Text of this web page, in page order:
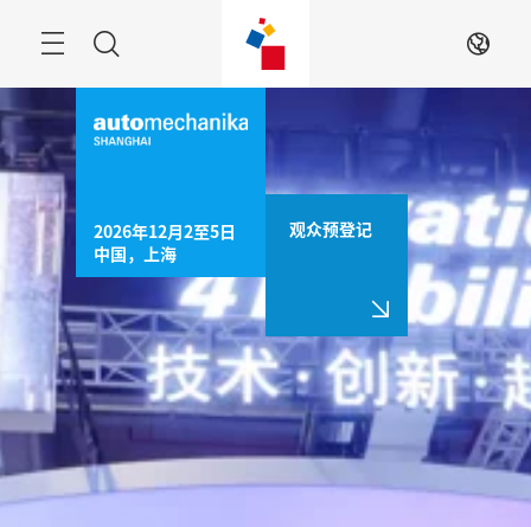
菜
单
ZH
2026年12月2至5日
中国，上海
观众预登记